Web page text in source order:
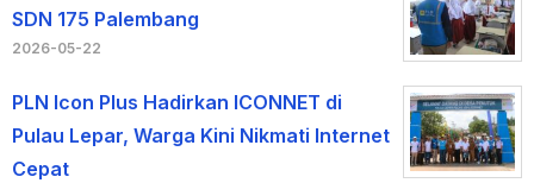
SDN 175 Palembang
2026-05-22
PLN Icon Plus Hadirkan ICONNET di
Pulau Lepar, Warga Kini Nikmati Internet
Cepat